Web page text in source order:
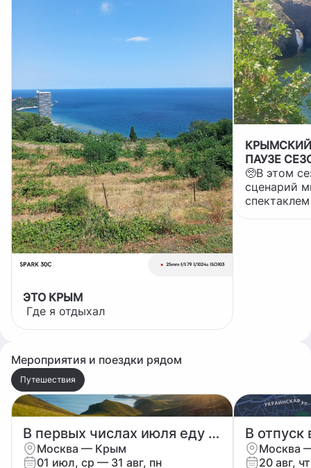
ЭТО КРЫМ
Где я отдыхал
ПАУЗЕ
🥺В этом
сценарий
Мероприятия и поездки рядом
Путешествия
В первых числах июля еду в Крым из Москвы на машине.
Москва — Крым
01 июл, ср — 31 авг, пн
В
Москва
20 авг,